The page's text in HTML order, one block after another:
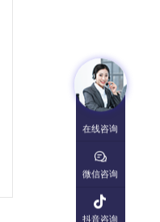
在线咨询

微信咨询

抖音咨询